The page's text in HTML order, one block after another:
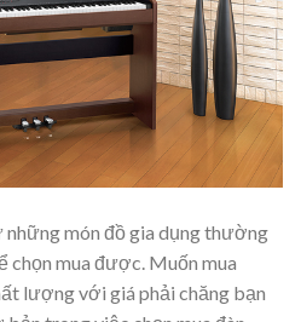
món đồ gia dụng thường
chọn mua được. Muốn mua
lượng với giá phải chăng bạn